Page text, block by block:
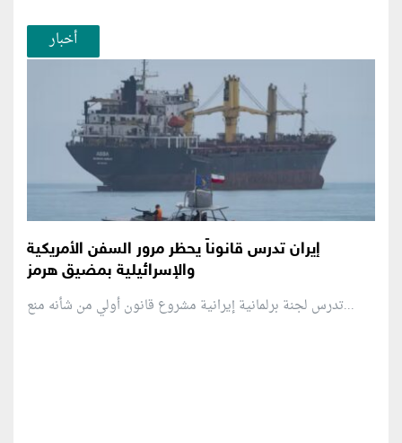
أخبار
إيران تدرس قانوناً يحظر مرور السفن الأمريكية
والإسرائيلية بمضيق هرمز
تدرس لجنة برلمانية إيرانية مشروع قانون ⁠أولي من شأنه منع...